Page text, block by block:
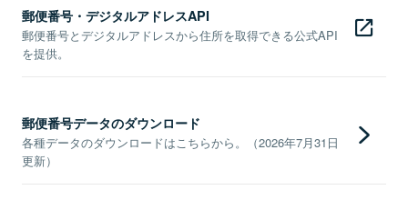
郵便番号・デジタルアドレスAPI
郵便番号とデジタルアドレスから住所を取得できる公式API
を提供。
郵便番号データのダウンロード
各種データのダウンロードはこちらから。（2026年7月31日
更新）